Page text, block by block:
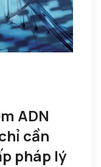
ADN
cần
pháp lý